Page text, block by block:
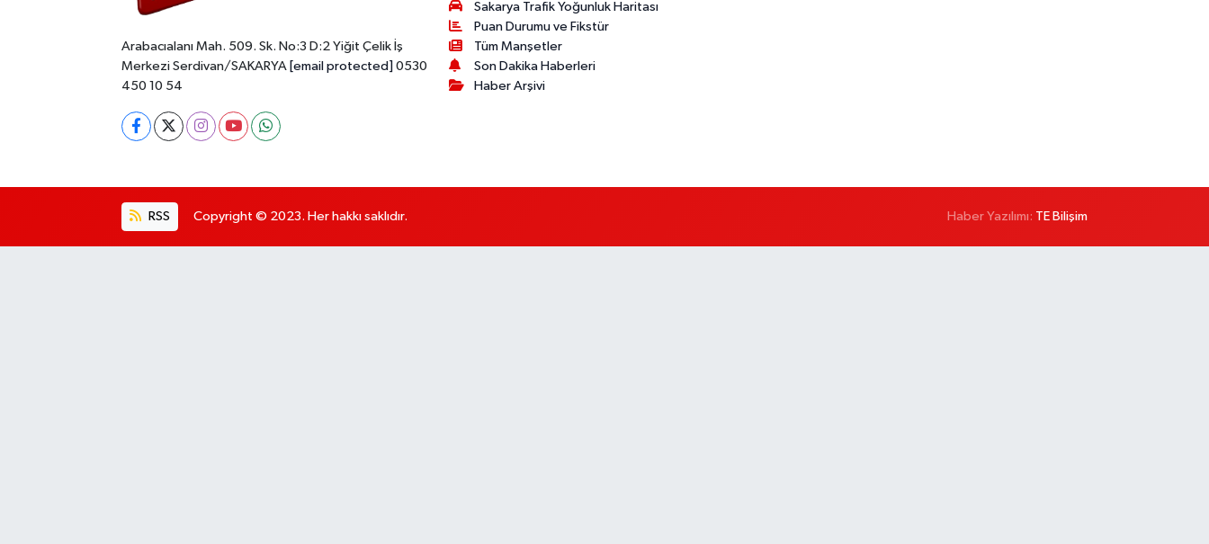
Arabacıalanı Mah. 509. Sk. No:3 D:2 Yiğit Çelik İş
Merkezi Serdivan/SAKARYA [email protected] 0530
450 10 54
Sakarya Trafik Yoğunluk Haritası
Puan Durumu ve Fikstür
Tüm Manşetler
Son Dakika Haberleri
Haber Arşivi
RSS Copyright © 2023. Her hakkı saklıdır. Haber Yazılımı: TE Bilişim